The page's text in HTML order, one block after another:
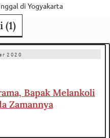
di Yogyakarta
(1)
2020
Bapak Melankoli
Zamannya